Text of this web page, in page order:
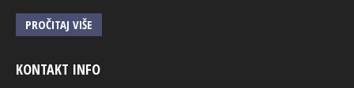
PROČITAJ VIŠE
KONTAKT INFO